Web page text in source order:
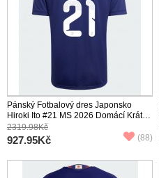
Pánský Fotbalový dres Japonsko
Hiroki Ito #21 MS 2026 Domácí Krátký
Rukáv
2319.98Kč
927.95Kč (88)